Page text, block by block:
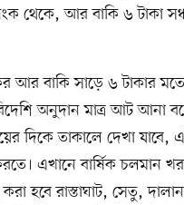
থেকে, আর বাকি ৬ টাকা
আর বাকি সাড়ে ৬ টাকার
অনুদান মাত্র আট
দিকে তাকালে দেখা যাবে,
এখানে বার্ষিক চলমান
হবে রাস্তাঘাট, সেতু,